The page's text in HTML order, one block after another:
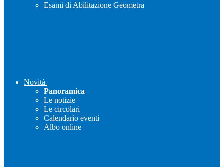
Esami di Abilitazione Geometra
Novità
Panoramica
Le notizie
Le circolari
Calendario eventi
Albo online